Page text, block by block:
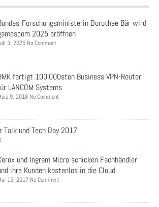
Forschungsministerin Dorothee Bär wird
2025 eröffnen
3, 2025 No Comment
fertigt 100.000sten Business VPN-Router
LANCOM Systems
9, 2018 No Comment
Talk und Tech Day 2017
und Ingram Micro schicken Fachhändler
ihre Kunden kostenlos in die Cloud
15, 2017 No Comment